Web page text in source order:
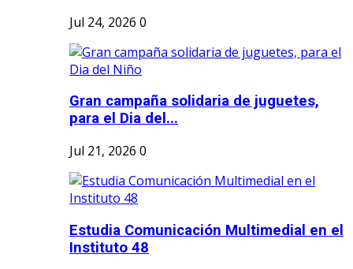
Jul 24, 2026 0
Gran campaña solidaria de juguetes,
para el Dia del...
Jul 21, 2026 0
Estudia Comunicación Multimedial en el
Instituto 48